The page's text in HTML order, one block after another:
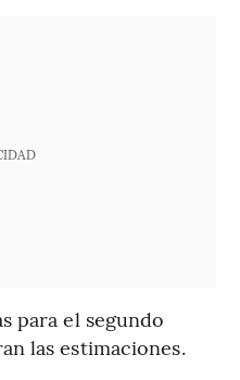
para el segundo
las estimaciones.